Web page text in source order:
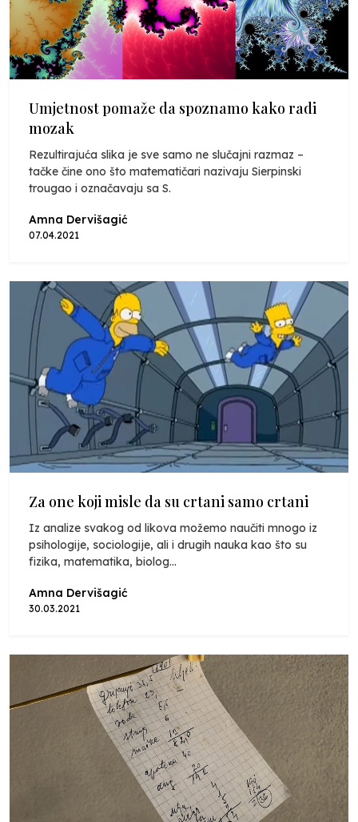
Umjetnost pomaže da spoznamo kako radi
mozak
Rezultirajuća slika je sve samo ne slučajni razmaz –
tačke čine ono što matematičari nazivaju Sierpinski
trougao i označavaju sa S.
Amna Dervišagić
07.04.2021
Za one koji misle da su crtani samo crtani
Iz analize svakog od likova možemo naučiti mnogo iz
psihologije, sociologije, ali i drugih nauka kao što su
fizika, matematika, biolog...
Amna Dervišagić
30.03.2021